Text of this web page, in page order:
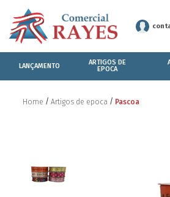
LANÇAMENTO
ARTIGOS DE
EPOCA
Home Artigos de epoca Pascoa